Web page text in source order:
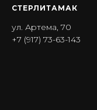
СТЕРЛИТАМАК
ул. Артема, 70
+7 (917) 73-63-143